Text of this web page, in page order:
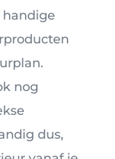
handige
nog
dus,